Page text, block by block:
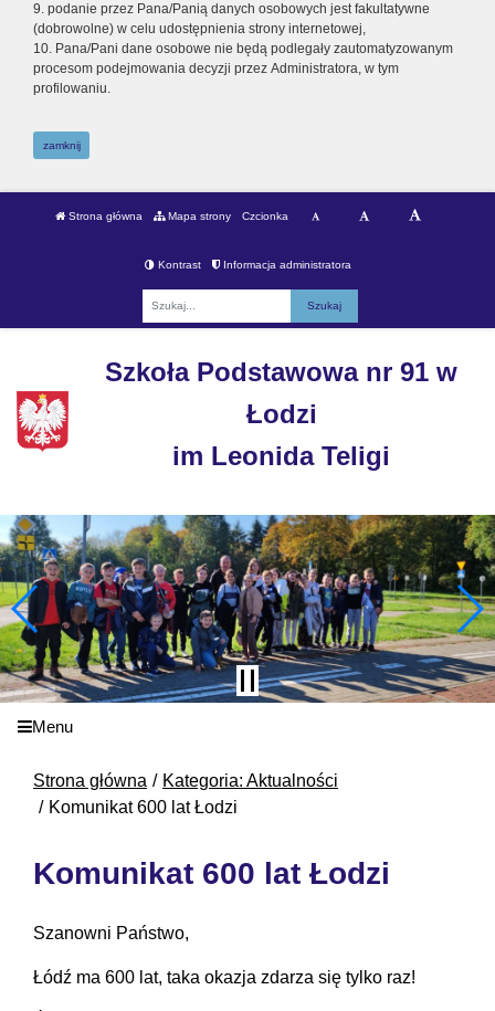
9. podanie przez Pana/Panią danych osobowych jest fakultatywne
(dobrowolne) w celu udostępnienia strony internetowej,
10. Pana/Pani dane osobowe nie będą podlegały zautomatyzowanym
procesom podejmowania decyzji przez Administratora, w tym
profilowaniu.
zamknij
Strona główna Mapa strony Czcionka
Kontrast Informacja administratora
Szkoła Podstawowa nr 91 w
Łodzi
im Leonida Teligi
Menu
Strona główna
Kategoria: Aktualności
Komunikat 600 lat Łodzi
Komunikat 600 lat Łodzi
Szanowni Państwo,
Łódź ma 600 lat, taka okazja zdarza się tylko raz!